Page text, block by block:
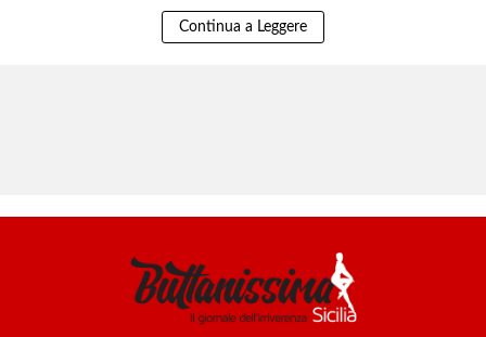
Continua a Leggere